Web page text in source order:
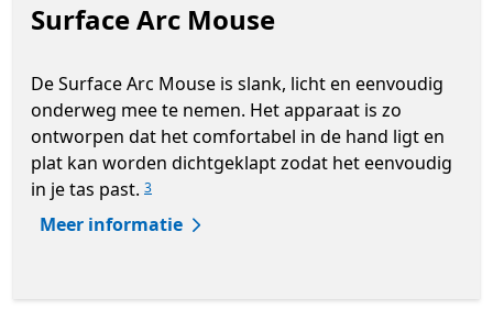
Surface Arc Mouse
De Surface Arc Mouse is slank, licht en eenvoudig
onderweg mee te nemen. Het apparaat is zo
ontworpen dat het comfortabel in de hand ligt en
plat kan worden dichtgeklapt zodat het eenvoudig
in je tas past. 3
Meer informatie